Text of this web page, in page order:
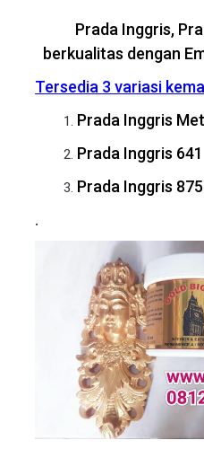
Prada Inggris,
berkualitas dengan
Tersedia 3 variasi
Prada Inggris
Prada Inggris 641
Prada Inggris 875
.